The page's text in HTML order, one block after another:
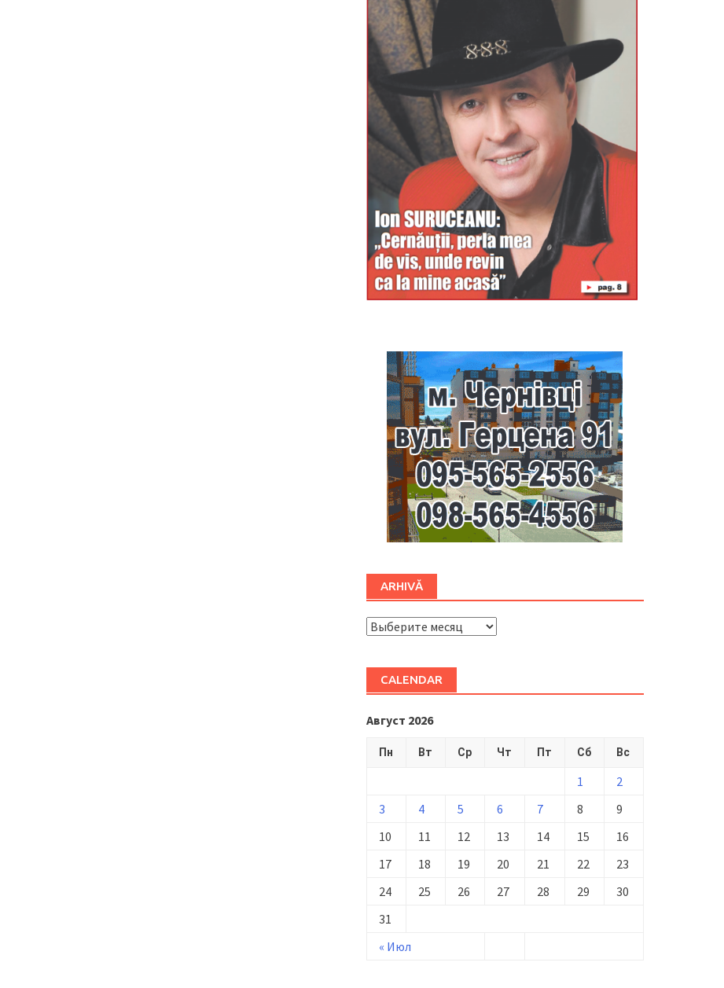
ARHIVĂ
ARHIVĂ
CALENDAR
Август 2026
Пн Вт Ср Чт Пт Сб Вс
« Июл
1
2
3
4 5 6 7 8
9
10
11 12 13 14 15
16
17
18 19 20 21 22
23
24
25 26 27 28 29
30
31